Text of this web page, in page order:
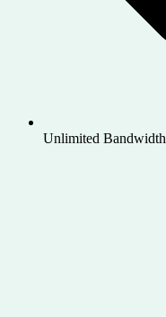
Unlimited Bandwidth